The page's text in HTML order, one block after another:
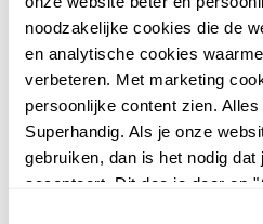
noodzakelijke cookies die de
en analytische cookies
verbeteren. Met marketing
persoonlijke content zien.
Superhandig. Als je onze
gebruiken, dan is het nodig dat
accepteert. Dit doe je door op